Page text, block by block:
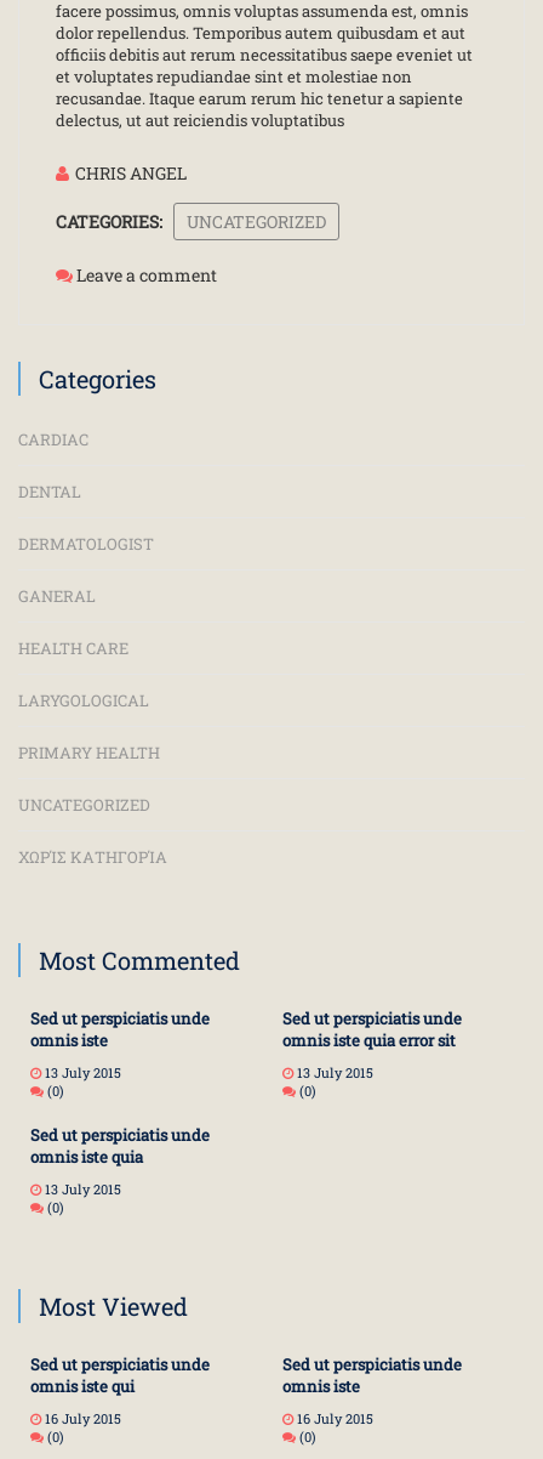
facere possimus, omnis voluptas assumenda est, omnis
dolor repellendus. Temporibus autem quibusdam et aut
officiis debitis aut rerum necessitatibus saepe eveniet ut
et voluptates repudiandae sint et molestiae non
recusandae. Itaque earum rerum hic tenetur a sapiente
delectus, ut aut reiciendis voluptatibus
CHRIS ANGEL
CATEGORIES: UNCATEGORIZED
Leave a comment
Categories
CARDIAC
DENTAL
DERMATOLOGIST
GANERAL
HEALTH CARE
LARYGOLOGICAL
PRIMARY HEALTH
UNCATEGORIZED
ΧΩΡΊΣ ΚΑΤΗΓΟΡΊΑ
Most Commented
Sed ut perspiciatis unde
omnis iste
13 July 2015
(0)
Sed ut perspiciatis unde
omnis iste quia error sit
13 July 2015
(0)
Sed ut perspiciatis unde
omnis iste quia
13 July 2015
(0)
Most Viewed
Sed ut perspiciatis unde
omnis iste qui
16 July 2015
(0)
Sed ut perspiciatis unde
omnis iste
16 July 2015
(0)